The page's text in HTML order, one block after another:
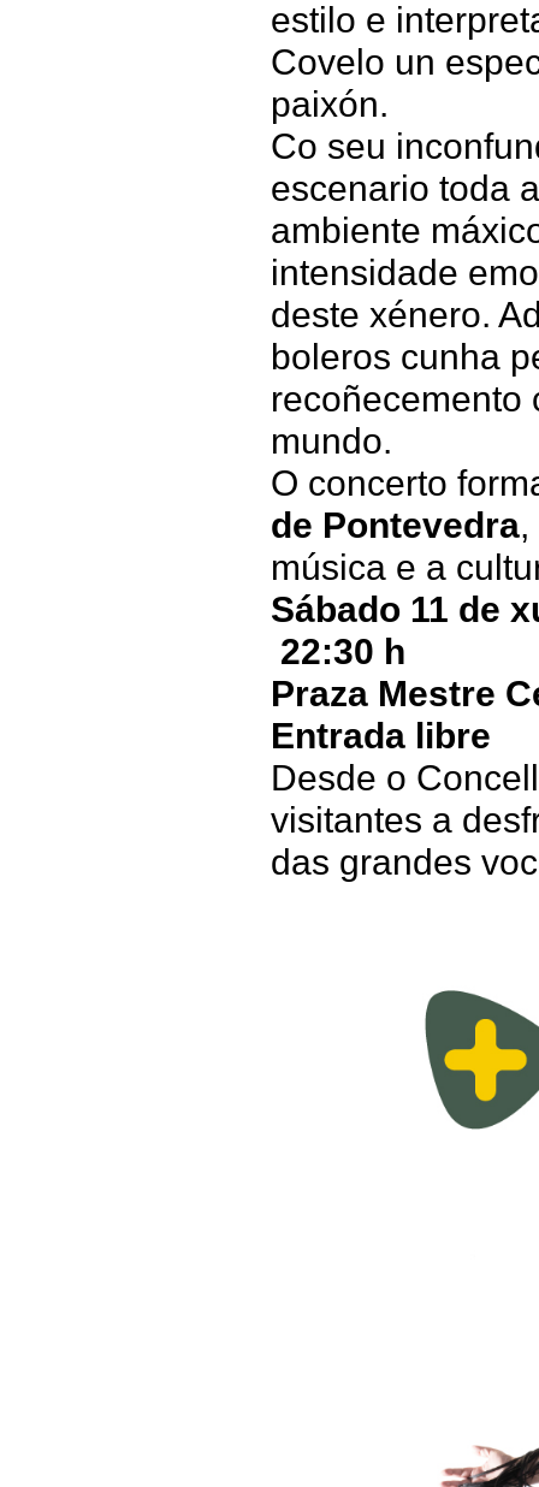
estilo e
Covelo un
paixón.
Co seu
escenario toda
ambiente
intensidade
deste xénero.
boleros cunha
recoñecemento
mundo.
O concerto
de Pontevedra
música e a
Sábado 11 de
22:30 h
Praza Mestre
Entrada libre
Desde o
visitantes a
das grandes